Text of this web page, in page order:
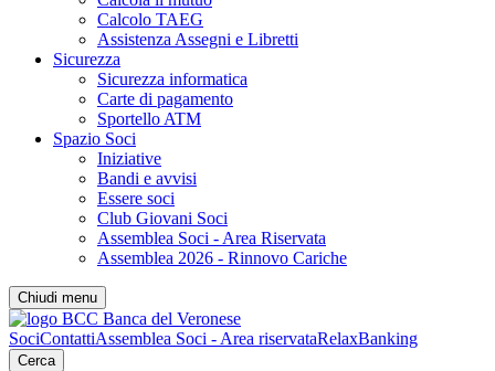
Calcolo TAEG
Assistenza Assegni e Libretti
Sicurezza
Sicurezza informatica
Carte di pagamento
Sportello ATM
Spazio Soci
Iniziative
Bandi e avvisi
Essere soci
Club Giovani Soci
Assemblea Soci - Area Riservata
Assemblea 2026 - Rinnovo Cariche
Chiudi menu
SociContattiAssemblea Soci - Area riservataRelaxBanking
Cerca